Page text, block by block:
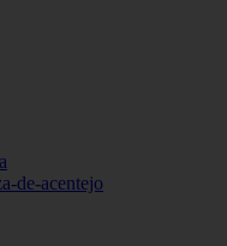
de-acentejo